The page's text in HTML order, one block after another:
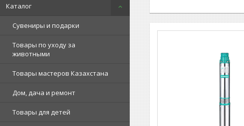
Каталог
Сувениры и подарки
Товары по уходу за
животными
Товары мастеров Казахстана
Дом, дача и ремонт
Товары для детей